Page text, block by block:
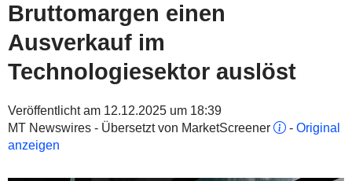
Bruttomargen einen
Ausverkauf im
Technologiesektor auslöst
Veröffentlicht am 12.12.2025 um 18:39
MT Newswires - Übersetzt von MarketScreener
- Original
anzeigen